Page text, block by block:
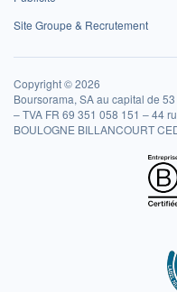
Site Groupe & Recrutement
Copyright © 2026
Boursorama, SA au capital de
– TVA FR 69 351 058 151 – 44
BOULOGNE BILLANCOURT